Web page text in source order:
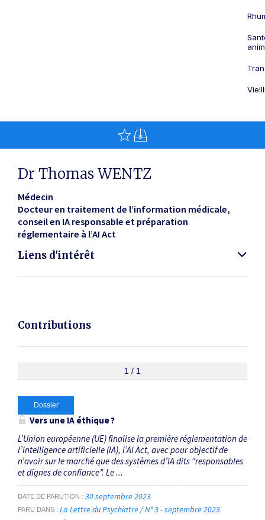
Dr Thomas WENTZ
Médecin
Docteur en traitement de l’information médicale,
conseil en IA responsable et préparation
réglementaire à l’AI Act
Liens d'intérêt
Contributions
1 / 1
Dossier
Vers une IA éthique ?
L’Union européenne (UE) finalise la première réglementation de
l’intelligence artificielle (IA), l’AI Act, avec pour objectif de
n’avoir sur le marché que des systèmes d’IA dits “responsables
et dignes de confiance”. Le ...
DATE DE PARUTION 30 septembre 2023
PARU DANS La Lettre du Psychiatre / N° 3 - septembre 2023